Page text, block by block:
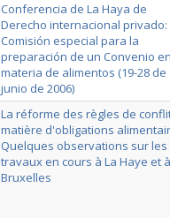
Conferencia de La Haya de
Derecho internacional privado:
Comisión especial para la
preparación de un Convenio en
materia de alimentos (19-28 de
junio de 2006)
La réforme des règles de
matière d'obligations
Quelques observations sur les
travaux en cours à La Haye et à
Bruxelles